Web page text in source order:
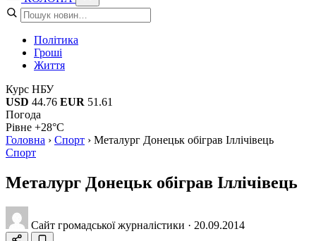
Політика
Гроші
Життя
Курс НБУ
USD 44.76 EUR 51.61
Погода
Рівне +28°C
Головна › Спорт › Металург Донецьк обіграв Іллічівець
Спорт
Металург Донецьк обіграв Іллічівець
Сайт громадської журналістики · 20.09.2014